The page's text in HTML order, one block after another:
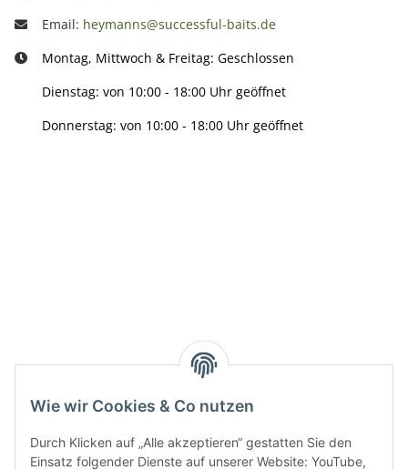
Wie wir Cookies & Co nutzen
Durch Klicken auf „Alle akzeptieren“ gestatten Sie den
Einsatz folgender Dienste auf unserer Website: YouTube,
Email: heymanns@successful-baits.de
Montag, Mittwoch & Freitag: Geschlossen
Dienstag: von 10:00 - 18:00 Uhr geöffnet
Donnerstag: von 10:00 - 18:00 Uhr geöffnet
Key: